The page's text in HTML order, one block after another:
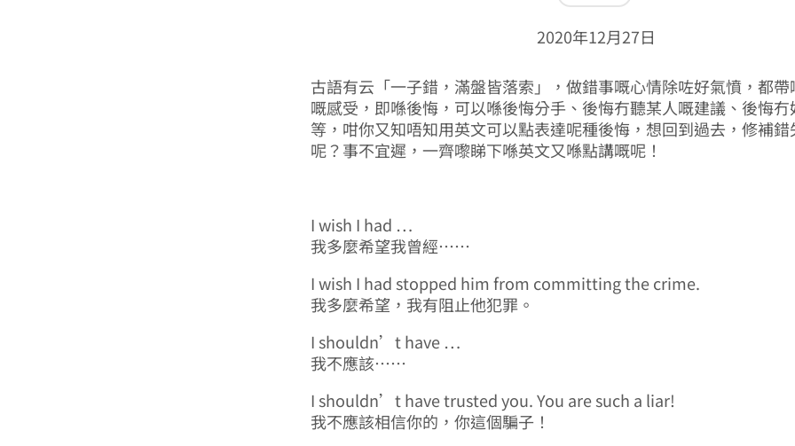
2020年12月27日
古語有云「一子錯，滿盤皆落索」，做錯事嘅心情除咗好氣憤，都
嘅感受，即喺後悔，可以喺後悔分手、後悔冇聽某人嘅建議、後悔
等，咁你又知唔知用英文可以點表達呢種後悔，想回到過去，修補錯
呢？事不宜遲，一齊嚟睇下喺英文又喺點講嘅呢！
I wish I had …
我多麼希望我曾經……
I wish I had stopped him from committing the crime.
我多麼希望，我有阻止他犯罪。
I shouldn’t have …
我不應該……
I shouldn’t have trusted you. You are such a liar!
我不應該相信你的，你這個騙子！